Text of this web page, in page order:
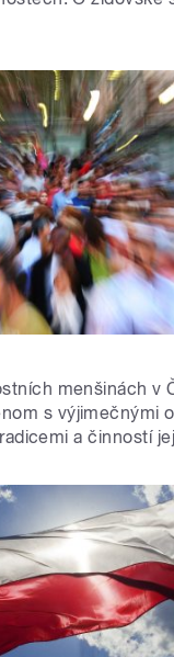
menšinách v
s výjimečnými
a činností